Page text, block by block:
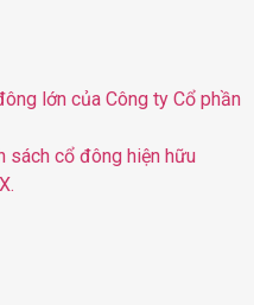
lớn của Công ty Cổ phần
sách cổ đông hiện hữu